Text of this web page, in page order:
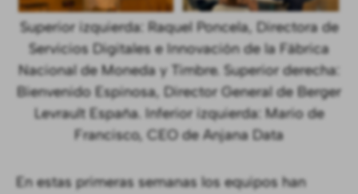
Superior izquierda: Raquel Poncela, Directora de
Servicios Digitales e Innovación de la Fábrica
Nacional de Moneda y Timbre. Superior derecha:
Bienvenido Espinosa, Director General de Berger
Levrault España. Inferior izquierda: Mario de
Francisco, CEO de Anjana Data
En estas primeras semanas los equipos han